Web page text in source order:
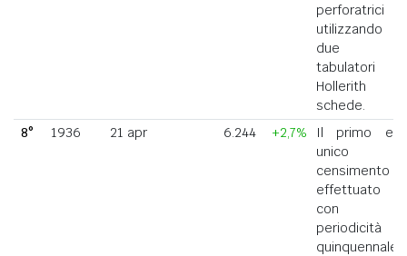
perforatrici
utilizzando
due
tabulatori
Hollerith a
schede.
8°
1936 21 apr 6.244 +2,7%
Il primo ed
unico
censimento
effettuato
con
periodicità
quinquennale.